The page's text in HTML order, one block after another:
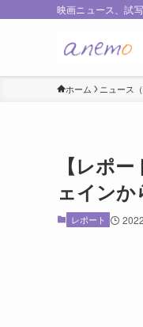
映画ニュース、試
ホーム ニュース
【レポ
ェイン
レポート